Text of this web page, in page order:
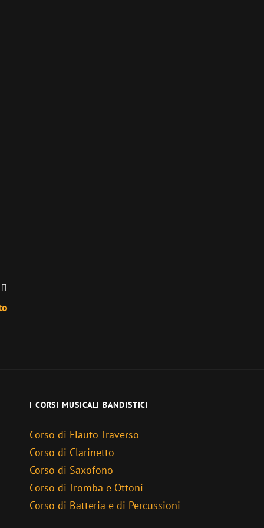
I CORSI MUSICALI BANDISTICI
Corso di Flauto Traverso
Corso di Clarinetto
Corso di Saxofono
Corso di Tromba e Ottoni
Corso di Batteria e di Percussioni